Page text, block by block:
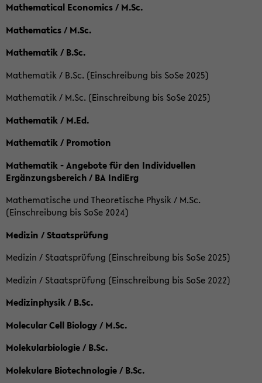
Mathematical Economics / M.Sc.
Mathematics / M.Sc.
Mathematik / B.Sc.
Mathematik / B.Sc. (Einschreibung bis SoSe 2025)
Mathematik / M.Sc. (Einschreibung bis SoSe 2025)
Mathematik / M.Ed.
Mathematik / Promotion
Mathematik - Angebote für den Individuellen
Ergänzungsbereich / BA IndiErg
Mathematische und Theoretische Physik / M.Sc.
(Einschreibung bis SoSe 2024)
Medizin / Staatsprüfung
Medizin / Staatsprüfung (Einschreibung bis SoSe 2025)
Medizin / Staatsprüfung (Einschreibung bis SoSe 2022)
Medizinphysik / B.Sc.
Molecular Cell Biology / M.Sc.
Molekularbiologie / B.Sc.
Molekulare Biotechnologie / B.Sc.